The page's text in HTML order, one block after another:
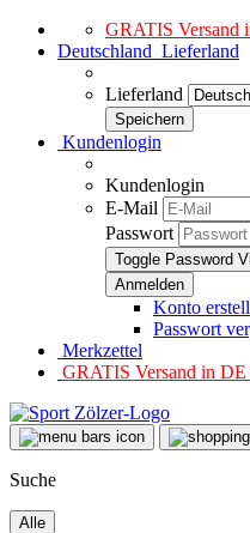
GRATIS Versand
Deutschland Lieferland
Lieferland
Kundenlogin
Kundenlogin
E-Mail
Passwort
Toggle Password
Konto
Passwort
Merkzettel
GRATIS Versand in
Suche
Alle